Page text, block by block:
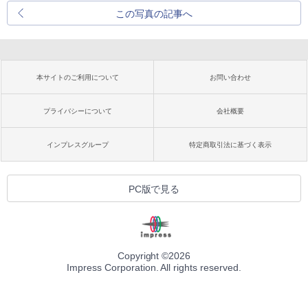
この写真の記事へ
本サイトのご利用について お問い合わせ
プライバシーについて 会社概要
インプレスグループ 特定商取引法に基づく表示
PC版で見る
Copyright ©2026
Impress Corporation. All rights reserved.